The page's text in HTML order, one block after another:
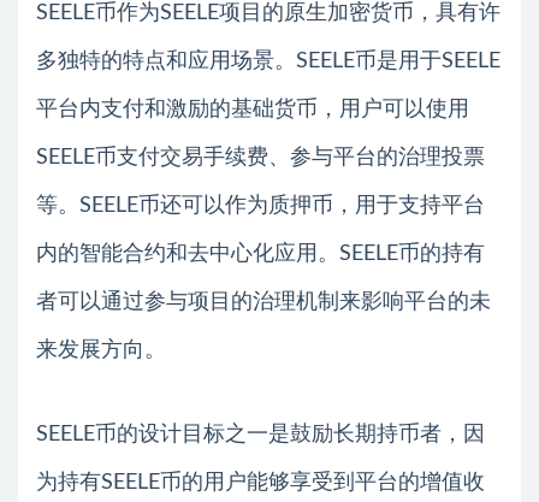
SEELE币作为SEELE项目的原生加密货币，具有许
多独特的特点和应用场景。SEELE币是用于SEELE
平台内支付和激励的基础货币，用户可以使用
SEELE币支付交易手续费、参与平台的治理投票
等。SEELE币还可以作为质押币，用于支持平台
内的智能合约和去中心化应用。SEELE币的持有
者可以通过参与项目的治理机制来影响平台的未
来发展方向。
SEELE币的设计目标之一是鼓励长期持币者，因
为持有SEELE币的用户能够享受到平台的增值收